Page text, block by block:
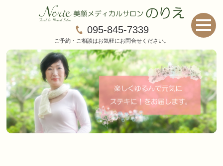
095-845-7339
ご予約・ご相談はお気軽にお問合せください。